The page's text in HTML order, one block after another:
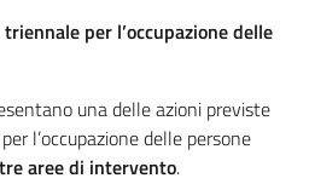
per l’occupazione delle
una delle azioni previste
l’occupazione delle persone
tre aree di intervento.